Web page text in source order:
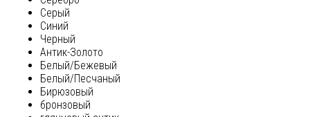
Серый
Синий
Черный
Антик-Золото
Белый/Бежевый
Белый/Песчаный
Бирюзовый
бронзовый